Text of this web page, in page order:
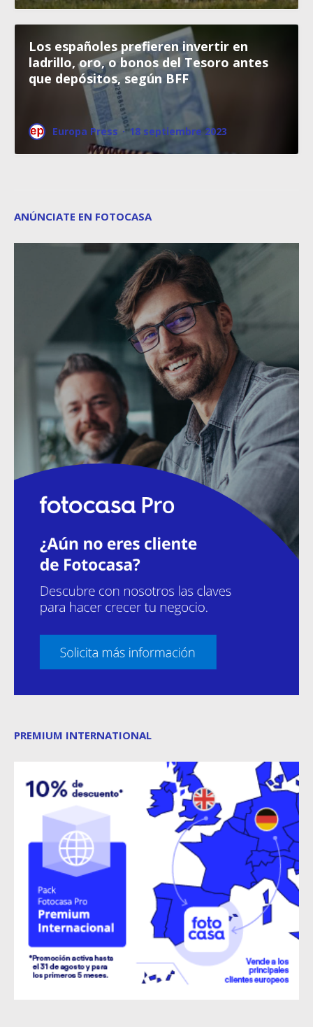
Los españoles prefieren invertir en
ladrillo, oro, o bonos del Tesoro antes
que depósitos, según BFF
Europa Press · 18 septiembre 2023
ANÚNCIATE EN FOTOCASA
PREMIUM INTERNATIONAL